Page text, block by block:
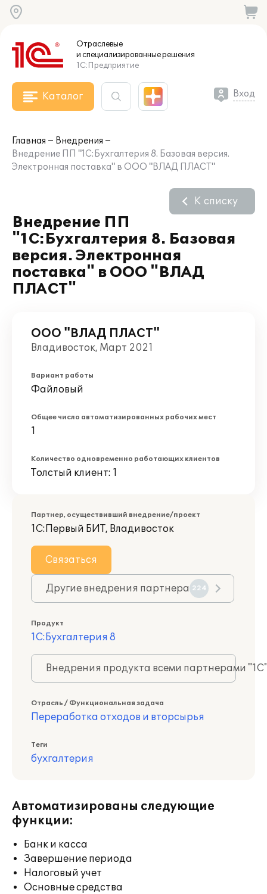
Отраслевые
и специализированныерешения
1С:Предприятие
Каталог Вход
Главная
Внедрения
Внедрение ПП "1С:Бухгалтерия 8. Базовая версия.
Электронная поставка" в ООО "ВЛАД ПЛАСТ"
Внедрение ПП
"1С:Бухгалтерия 8. Базовая
версия. Электронная
поставка" в ООО "ВЛАД
ПЛАСТ"
К списку
ООО "ВЛАД ПЛАСТ"
Владивосток, Март 2021
Вариант работы
Файловый
Общее число автоматизированных рабочих мест
1
Количество одновременно работающих клиентов
Толстый клиент: 1
Партнер, осуществивший внедрение/проект
1С:Первый БИТ, Владивосток
Связаться
Другие внедрения партнера 224
Продукт
1С:Бухгалтерия 8
Внедрения продукта всеми партнерами
Отрасль / Функциональная задача
Переработка отходов и вторсырья
Теги
бухгалтерия
Автоматизированы следующие
функции:
Банк и касса
Завершение периода
Налоговый учет
Основные средства